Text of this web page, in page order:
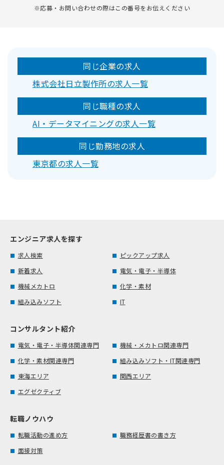
※応募・お問い合わせの際はこの番号をお伝えください
同じ企業の求人
株式会社日立製作所の求人一覧
同じ職種の求人
AI・データマイニングの求人一覧
同じ勤務地の求人
東京都の求人一覧
エンジニア求人を探す
求人検索
ピックアップ求人
新着求人
電気・電子・半導体
機械メカトロ
化学・素材
組み込みソフト
IT
コンサルタント紹介
電気・電子・半導体関連専門
機械・メカトロ関連専門
化学・素材関連専門
組み込みソフト・IT関連専門
東海エリア
関西エリア
エグゼクティブ
転職ノウハウ
転職活動の進め方
職務経歴書の書き方
面接対策